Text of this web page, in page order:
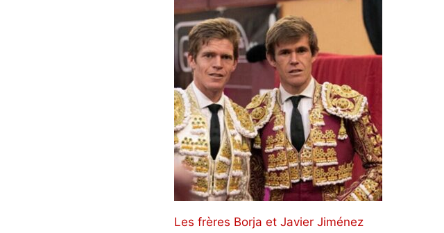
Les frères Borja et Javier Jiménez